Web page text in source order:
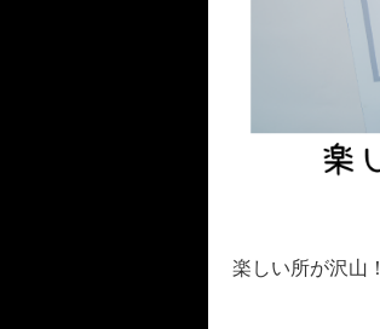
楽しい所が沢山！